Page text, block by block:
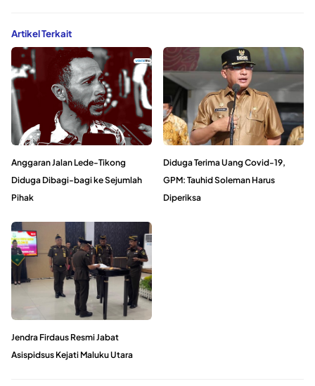
Artikel Terkait
Anggaran Jalan Lede-Tikong
Diduga Dibagi-bagi ke Sejumlah
Pihak
Diduga Terima Uang Covid-19,
GPM: Tauhid Soleman Harus
Diperiksa
Jendra Firdaus Resmi Jabat
Asispidsus Kejati Maluku Utara